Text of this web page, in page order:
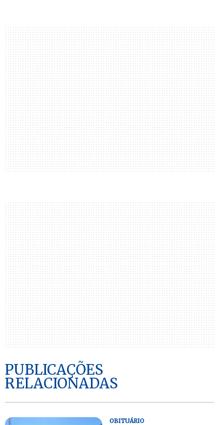
PUBLICAÇÕES
RELACIONADAS
OBITUÁRIO